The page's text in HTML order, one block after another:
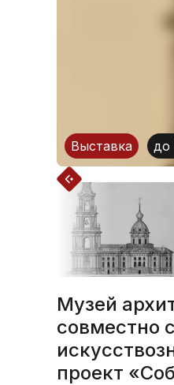
Выставка до
Музей
совместно
проект